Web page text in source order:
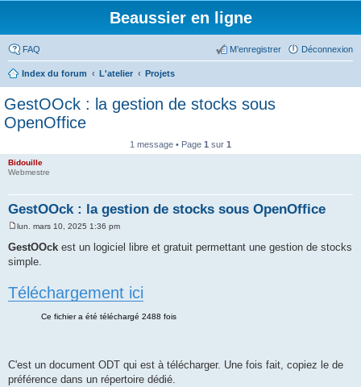
Beaussier en ligne
FAQ Déconnexion
M’enregistrer
Index du forum L'atelier Projets
GestOOck : la gestion de stocks sous
OpenOffice
1 message • Page 1 sur 1
Bidouille
Webmestre
GestOOck : la gestion de stocks sous OpenOffice
s
s
e
lun. mars 10, 2025 1:36 pm
GestOOck est un logiciel libre et gratuit permettant une gestion de stocks
simple.
Téléchargement ici
C'est un document ODT qui est à télécharger. Une fois fait, copiez le de
préférence dans un répertoire dédié.